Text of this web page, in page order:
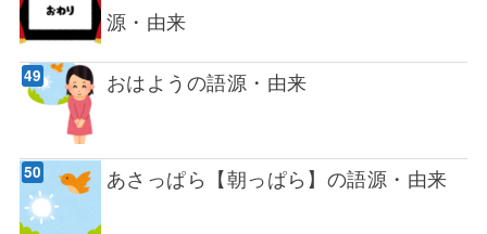
源・由来
おはようの語源・由来
あさっぱら【朝っぱら】の語源・由来